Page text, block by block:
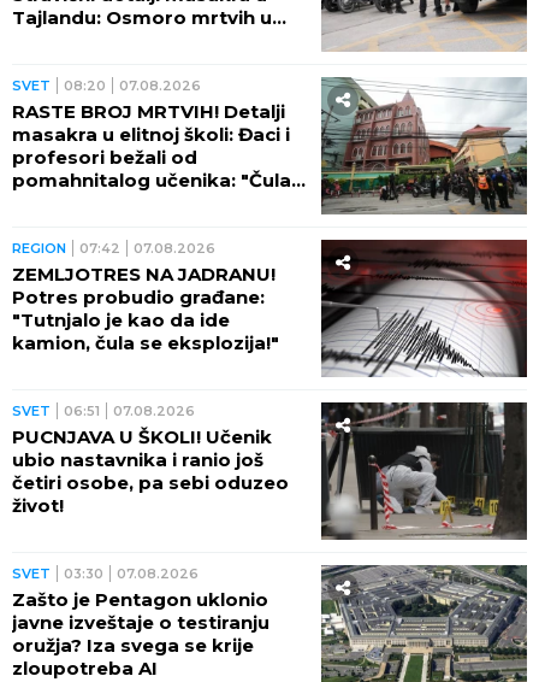
Tajlandu: Osmoro mrtvih u
SVET 08:20 07.08.2026
RASTE BROJ MRTVIH! Detalji
masakra u elitnoj školi: Đaci i
profesori bežali od
pomahnitalog učenika: "Čula
REGION 07:42 07.08.2026
ZEMLJOTRES NA JADRANU!
Potres probudio građane:
"Tutnjalo je kao da ide
kamion, čula se eksplozija!"
SVET 06:51 07.08.2026
PUCNJAVA U ŠKOLI! Učenik
ubio nastavnika i ranio još
četiri osobe, pa sebi oduzeo
život!
SVET 03:30 07.08.2026
Zašto je Pentagon uklonio
javne izveštaje o testiranju
oružja? Iza svega se krije
zloupotreba AI